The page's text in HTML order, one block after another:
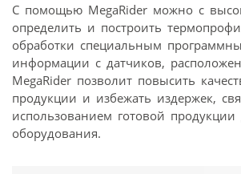
С помощью MegaRider можно с
определить и построить
обработки специальным
информации с датчиков,
MegaRider позволит повысить
продукции и избежать издержек,
использованием готовой продукции
оборудования.